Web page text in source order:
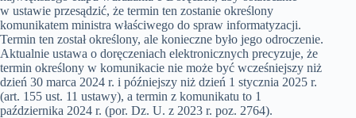
w ustawie przesądzić, że termin ten zostanie określony
komunikatem ministra właściwego do spraw informatyzacji.
Termin ten został określony, ale konieczne było jego odroczenie.
Aktualnie ustawa o doręczeniach elektronicznych precyzuje, że
termin określony w komunikacie nie może być wcześniejszy niż
dzień 30 marca 2024 r. i późniejszy niż dzień 1 stycznia 2025 r.
(art. 155 ust. 11 ustawy), a termin z komunikatu to 1
października 2024 r. (por. Dz. U. z 2023 r. poz. 2764).